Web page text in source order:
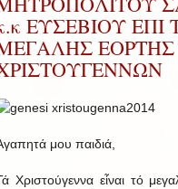
ΕΥΣΕΒΙΟΥ ΕΠΙ
μου παιδιά,
Χριστούγεννα εἶναι τό